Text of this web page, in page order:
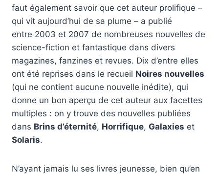
faut également savoir que cet auteur prolifique –
qui vit aujourd’hui de sa plume – a publié
entre 2003 et 2007 de nombreuses nouvelles de
science-fiction et fantastique dans divers
magazines, fanzines et revues. Dix d’entre elles
ont été reprises dans le recueil Noires nouvelles
(qui ne contient aucune nouvelle inédite), qui
donne un bon aperçu de cet auteur aux facettes
multiples : on y trouve des nouvelles publiées
dans Brins d’éternité, Horrifique, Galaxies et
Solaris.
N’ayant jamais lu ses livres jeunesse, bien qu’en